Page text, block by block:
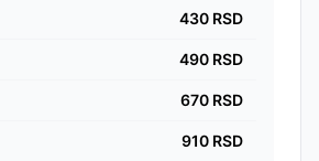
430 RSD
490 RSD
670 RSD
910 RSD